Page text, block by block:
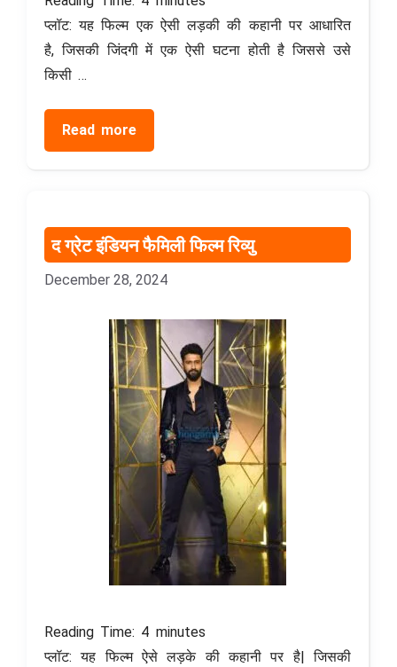
प्लॉट: यह फिल्म एक ऐसी लड़की की कहानी पर आधारित
है, जिसकी जिंदगी में एक ऐसी घटना होती है जिससे उसे
किसी …
Read more
द ग्रेट इंडियन फैमिली फिल्म रिव्यु
December 28, 2024
Reading Time: 4 minutes
प्लॉट: यह फिल्म ऐसे लड़के की कहानी पर है| जिसकी